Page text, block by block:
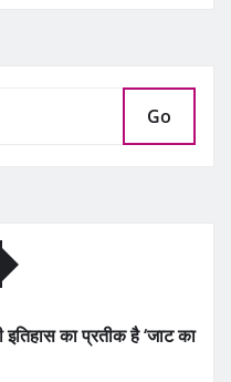
Go
इतिहास का प्रतीक है ‘जाट का